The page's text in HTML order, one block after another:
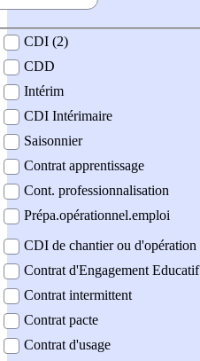
contrat
CDI (2)
CDD
Intérim
CDI Intérimaire
Saisonnier
Contrat apprentissage
Cont. professionnalisation
Prépa.opérationnel.emploi
CDI de chantier ou d'opération
Contrat d'Engagement Educatif
Contrat intermittent
Contrat pacte
Contrat d'usage